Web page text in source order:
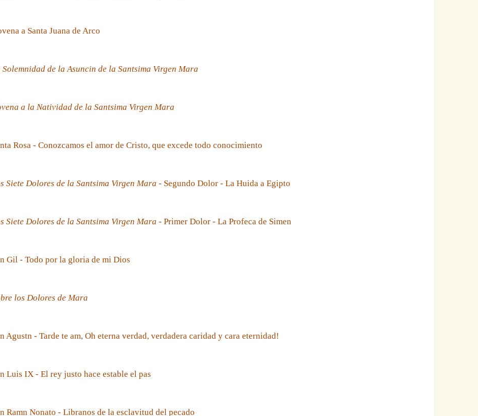
a Santa Juana de Arco
Solemnidad de la Asuncin de la Santsima Virgen Mara
a la Natividad de la Santsima Virgen Mara
Rosa - Conozcamos el amor de Cristo, que excede todo conocimiento
Siete Dolores de la Santsima Virgen Mara - Segundo Dolor - La Huida a Egipto
Siete Dolores de la Santsima Virgen Mara - Primer Dolor - La Profeca de Simen
Gil - Todo por la gloria de mi Dios
los Dolores de Mara
Agustn - Tarde te am, Oh eterna verdad, verdadera caridad y cara eternidad!
Luis IX - El rey justo hace estable el pas
Ramn Nonato - Libranos de la esclavitud del pecado